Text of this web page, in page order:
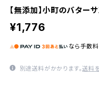
【無添加】小町のバター
¥1,776
なら 手数
別途送料がかかります。送料